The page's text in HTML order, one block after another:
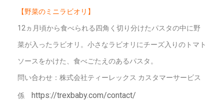
【野菜のミニラビオリ】
12ヵ月頃から食べられる四角く切り分けたパスタの中に野
菜が入ったラビオリ。小さなラビオリにチーズ入りのトマト
ソースをかけた、食べごたえのあるパスタ。
問い合わせ：株式会社ティーレックス カスタマーサービス
係 https://trexbaby.com/contact/